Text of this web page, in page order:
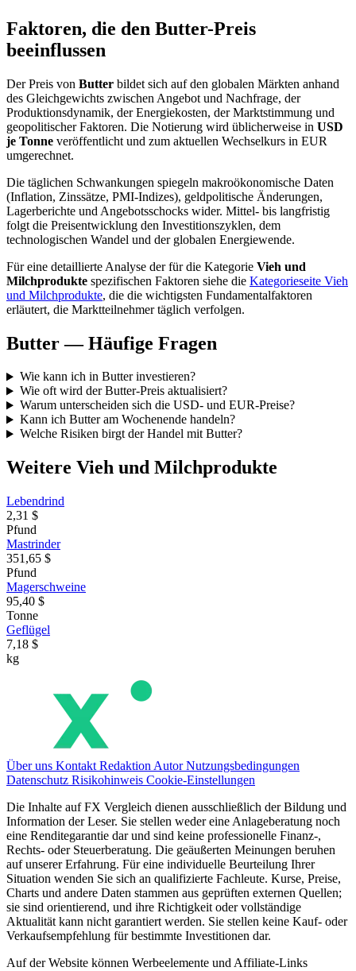
Faktoren, die den Butter-Preis
beeinflussen
Der Preis von Butter bildet sich auf den globalen Märkten anhand
des Gleichgewichts zwischen Angebot und Nachfrage, der
Produktionsdynamik, der Energiekosten, der Marktstimmung und
geopolitischer Faktoren. Die Notierung wird üblicherweise in USD
je Tonne veröffentlicht und zum aktuellen Wechselkurs in EUR
umgerechnet.
Die täglichen Schwankungen spiegeln makroökonomische Daten
(Inflation, Zinssätze, PMI-Indizes), geldpolitische Änderungen,
Lagerberichte und Angebotsschocks wider. Mittel- bis langfristig
folgt die Preisentwicklung den Investitionszyklen, dem
technologischen Wandel und der globalen Energiewende.
Für eine detaillierte Analyse der für die Kategorie Vieh und
Milchprodukte spezifischen Faktoren siehe die Kategorieseite Vieh
und Milchprodukte, die die wichtigsten Fundamentalfaktoren
erläutert, die Marktteilnehmer täglich verfolgen.
Butter — Häufige Fragen
Wie kann ich in Butter investieren?
Wie oft wird der Butter-Preis aktualisiert?
Warum unterscheiden sich die USD- und EUR-Preise?
Kann ich Butter am Wochenende handeln?
Welche Risiken birgt der Handel mit Butter?
Weitere Vieh und Milchprodukte
Lebendrind
2,31 $
Pfund
Mastrinder
351,65 $
Pfund
Magerschweine
95,40 $
Tonne
Geflügel
7,18 $
kg
Über uns Kontakt Redaktion AutorNutzungsbedingungen
Datenschutz Risikohinweis Cookie-Einstellungen
Die Inhalte auf FX Vergleich dienen ausschließlich der Bildung und
Information der Leser. Sie stellen weder eine Anlageberatung noch
eine Renditegarantie dar und sind keine professionelle Finanz-,
Rechts- oder Steuerberatung. Die geäußerten Meinungen beruhen
auf unserer Erfahrung. Für eine individuelle Beurteilung Ihrer
Situation wenden Sie sich an qualifizierte Fachleute. Kurse, Preise,
Charts und andere Daten stammen aus geprüften externen Quellen;
sie sind orientierend, und ihre Richtigkeit oder vollständige
Aktualität kann nicht garantiert werden. Sie stellen keine Kauf- oder
Verkaufsempfehlung für bestimmte Investitionen dar.
Auf der Website können Werbeelemente und Affiliate-Links